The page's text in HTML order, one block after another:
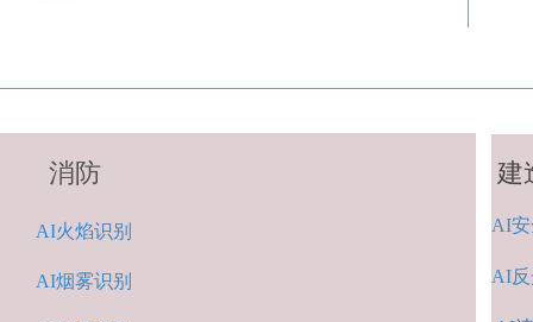
AI火焰识别
AI烟雾识别
建
AI反
AI
消防